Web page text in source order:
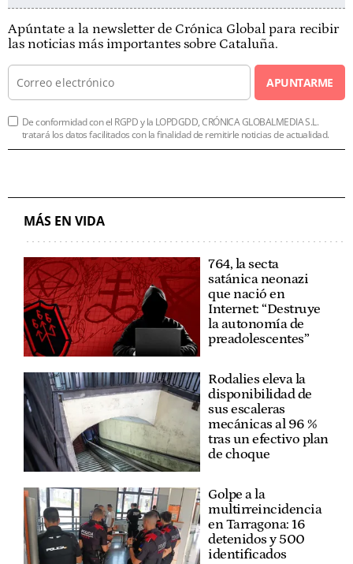
Apúntate a la newsletter de Crónica Global para recibir
las noticias más importantes sobre Cataluña.
APUNTARME
De conformidad con el RGPD y la LOPDGDD, CRÓNICA GLOBALMEDIA S.L.
tratará los datos facilitados con la finalidad de remitirle noticias de actualidad.
MÁS EN VIDA
764, la secta
satánica neonazi
que nació en
Internet: “Destruye
la autonomía de
preadolescentes”
Rodalies eleva la
disponibilidad de
sus escaleras
mecánicas al 96 %
tras un efectivo plan
de choque
Golpe a la
multirreincidencia
en Tarragona: 16
detenidos y 500
identificados